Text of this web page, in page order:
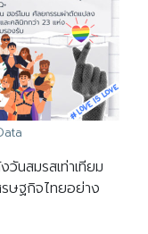
นสมรสเท่าเทียม
ษฐกิจไทยอย่าง